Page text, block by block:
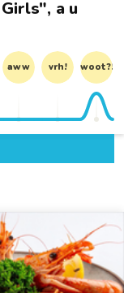
a u
aww vrh! woot?!